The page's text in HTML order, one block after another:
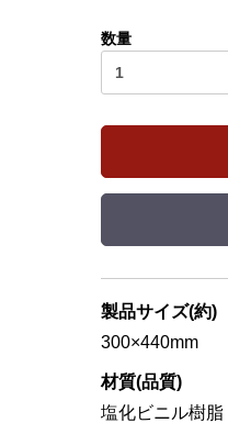
数量
製品サイズ(約)
300×440mm
材質(品質)
塩化ビニル樹